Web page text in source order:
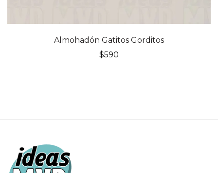
Almohadón Gatitos Gorditos
$590